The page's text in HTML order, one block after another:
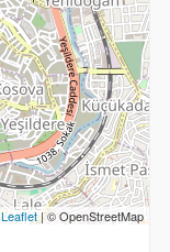
Leaflet| © OpenStreetMap